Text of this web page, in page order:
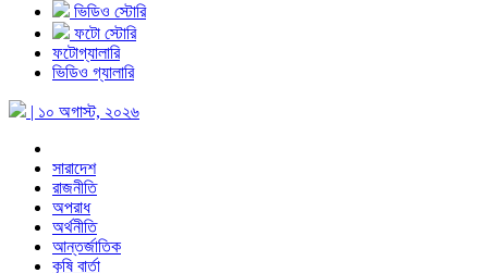
ভিডিও স্টোরি
ফটো স্টোরি
ফটোগ্যালারি
ভিডিও গ্যালারি
| ১০ অগাস্ট, ২০২৬
সারাদেশ
রাজনীতি
অপরাধ
অর্থনীতি
আন্তর্জাতিক
কৃষি বার্তা